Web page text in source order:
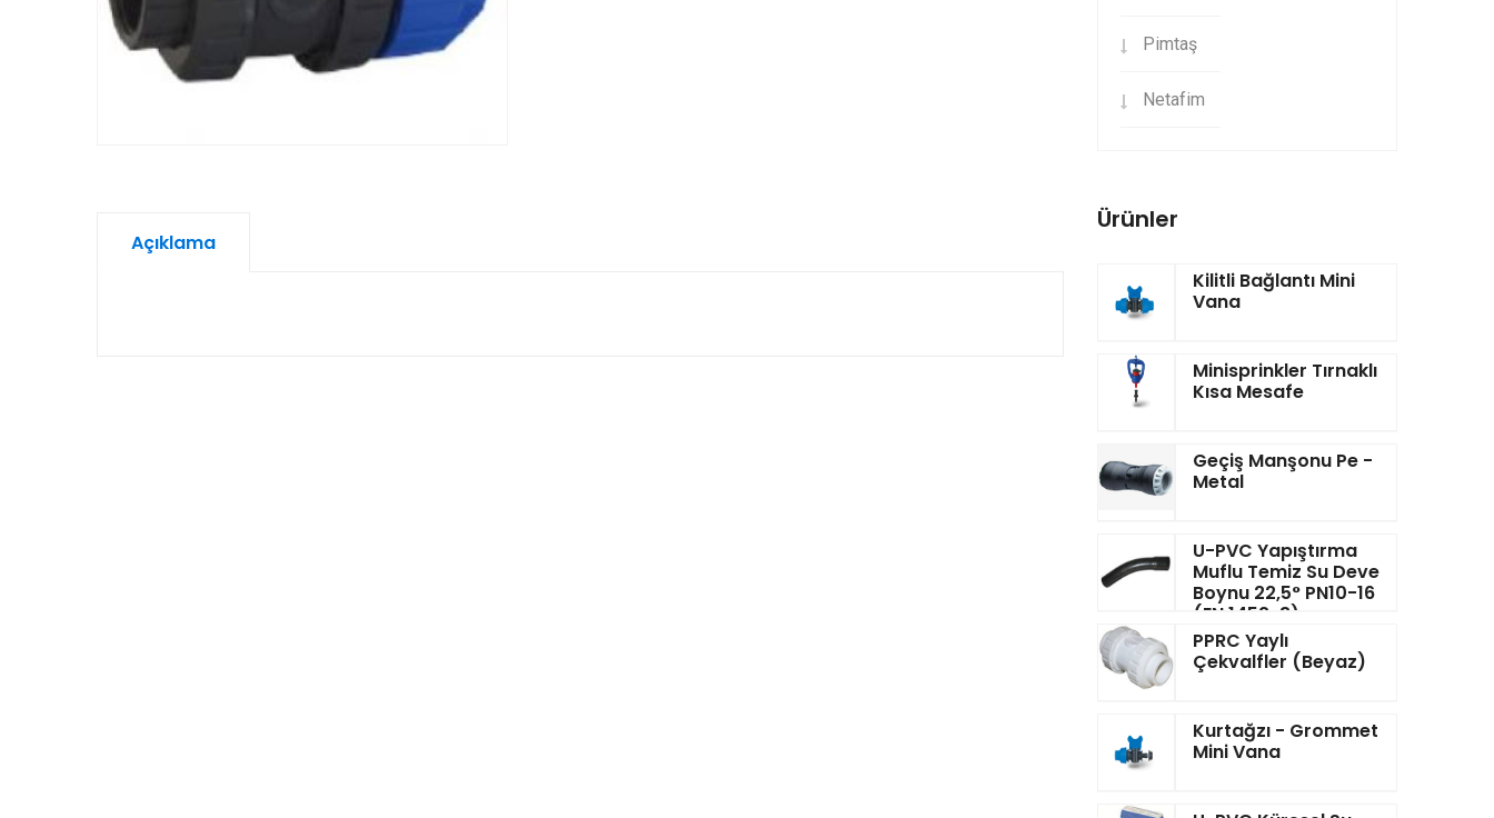
Açıklama
Pimtaş
Netafim
Ürünler
Kilitli Bağlantı Mini
Vana
Minisprinkler Tırnaklı
Kısa Mesafe
Geçiş Manşonu Pe -
Metal
U-PVC Yapıştırma
Muflu Temiz Su Deve
Boynu 22,5° PN10-16
(EN 1452-3)
PPRC Yaylı
Çekvalfler (Beyaz)
Kurtağzı - Grommet
Mini Vana